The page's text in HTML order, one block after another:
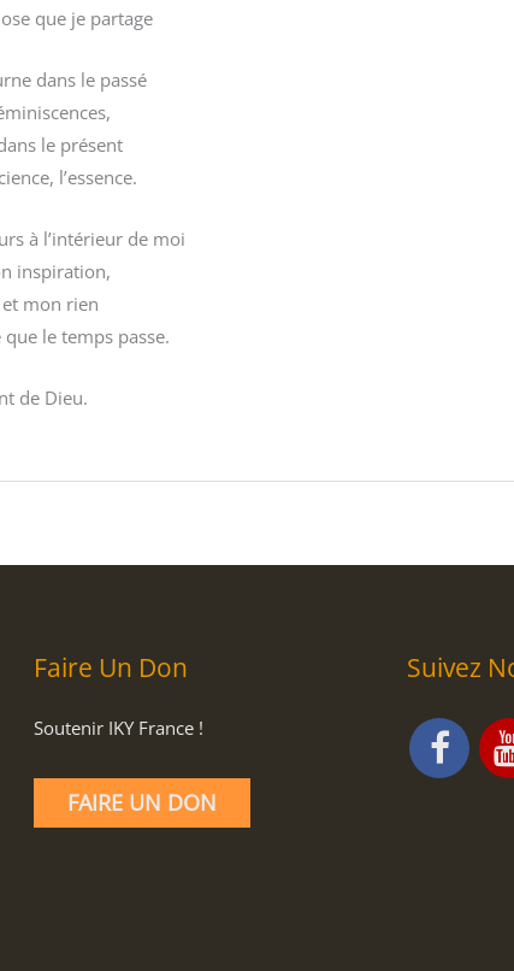
que je partage
dans le passé
le présent
l’essence.
à l’intérieur de moi
inspiration,
mon rien
le temps passe.
de Dieu.
Faire Un Don
Soutenir IKY France !
FAIRE UN DON
Suivez